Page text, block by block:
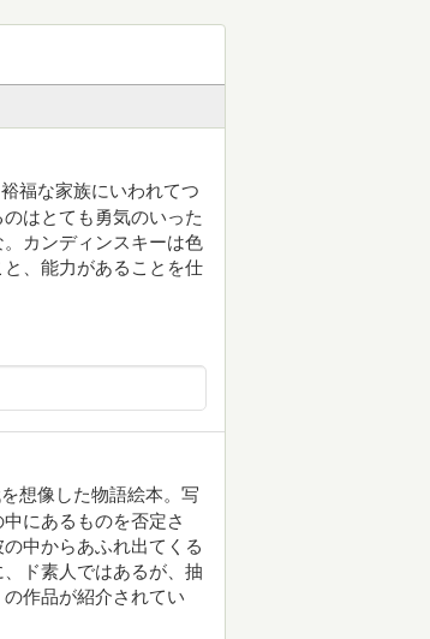
福な家族にいわれてつ
はとても勇気のいった
カンディンスキーは色
、能力があることを仕
想像した物語絵本。写
にあるものを否定さ
中からあふれ出てくる
ド素人ではあるが、抽
作品が紹介されてい